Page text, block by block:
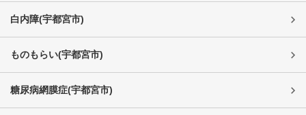
白内障(宇都宮市)
ものもらい(宇都宮市)
糖尿病網膜症(宇都宮市)